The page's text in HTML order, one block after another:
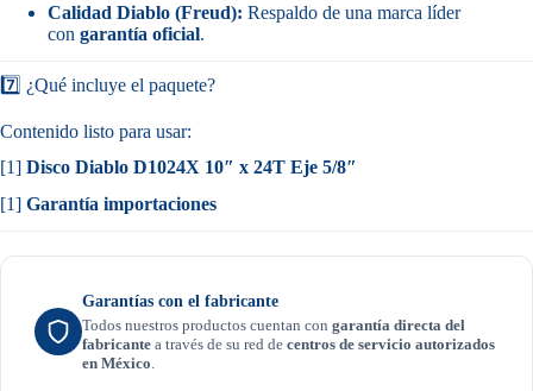
Calidad Diablo (Freud): Respaldo de una marca líder
con garantía oficial.
7️⃣ ¿Qué incluye el paquete?
Contenido listo para usar:
[1] Disco Diablo D1024X 10″ x 24T Eje 5/8″
[1] Garantía importaciones
Garantías con el fabricante
Todos nuestros productos cuentan con garantía directa del
fabricante a través de su red de centros de servicio autorizados
en México